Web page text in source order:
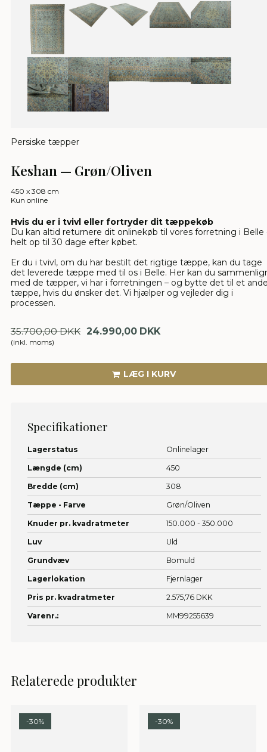
Persiske tæpper
Keshan — Grøn/Oliven
450 x 308 cm
Kun online
Hvis du er i tvivl eller fortryder dit tæppekøb
Du kan altid returnere dit onlinekøb til vores forretning i Belle
helt op til 30 dage efter købet.
Er du i tvivl, om du har bestilt det rigtige tæppe, kan du tage
det leverede tæppe med til os i Belle. Her kan du
med de tæpper, vi har i forretningen – og bytte det til et
tæppe, hvis du ønsker det. Vi hjælper og vejleder dig i
processen.
24.990,00 DKK
35.700,00 DKK
(inkl. moms)
LÆG I KURV
Specifikationer
Lagerstatus Onlinelager
Længde (cm) 450
Bredde (cm) 308
Tæppe - Farve Grøn/Oliven
Knuder pr. kvadratmeter 150.000 - 350.000
Luv Uld
Grundvæv Bomuld
Lagerlokation Fjernlager
Pris pr. kvadratmeter 2.575,76 DKK
Varenr.: MM99255639
Relaterede produkter
-30% -30%